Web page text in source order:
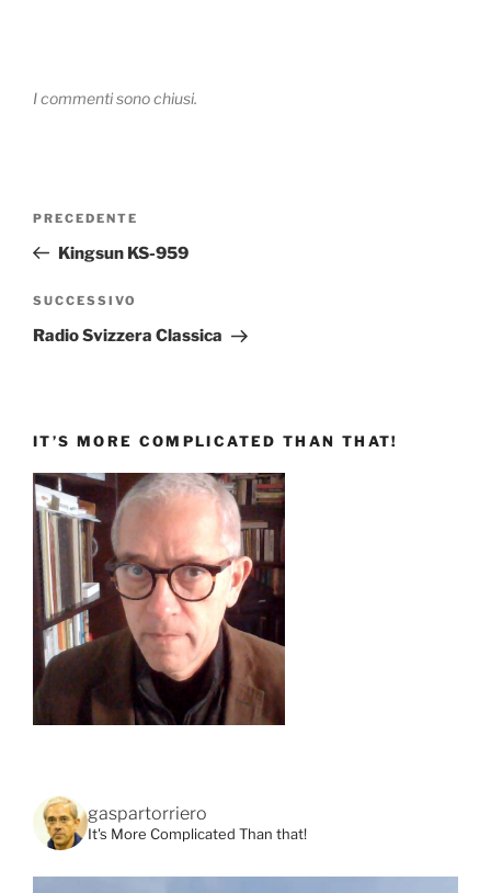
I commenti sono chiusi.
Navigazione
Articolo
precedente:
PRECEDENTE
Kingsun KS-959
Articolo
successivo
SUCCESSIVO
Radio Svizzera Classica
IT’S MORE COMPLICATED THAN THAT!
gaspartorriero
It's More Complicated Than that!